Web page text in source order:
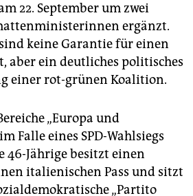
22. September um zwei
ergänzt.
keine Garantie für einen
aber ein deutliches politisches
einer rot-grünen Koalition.
„Europa und
Falle eines SPD-Wahlsiegs
46-Jährige besitzt einen
italienischen Pass und sitzt
„Partito